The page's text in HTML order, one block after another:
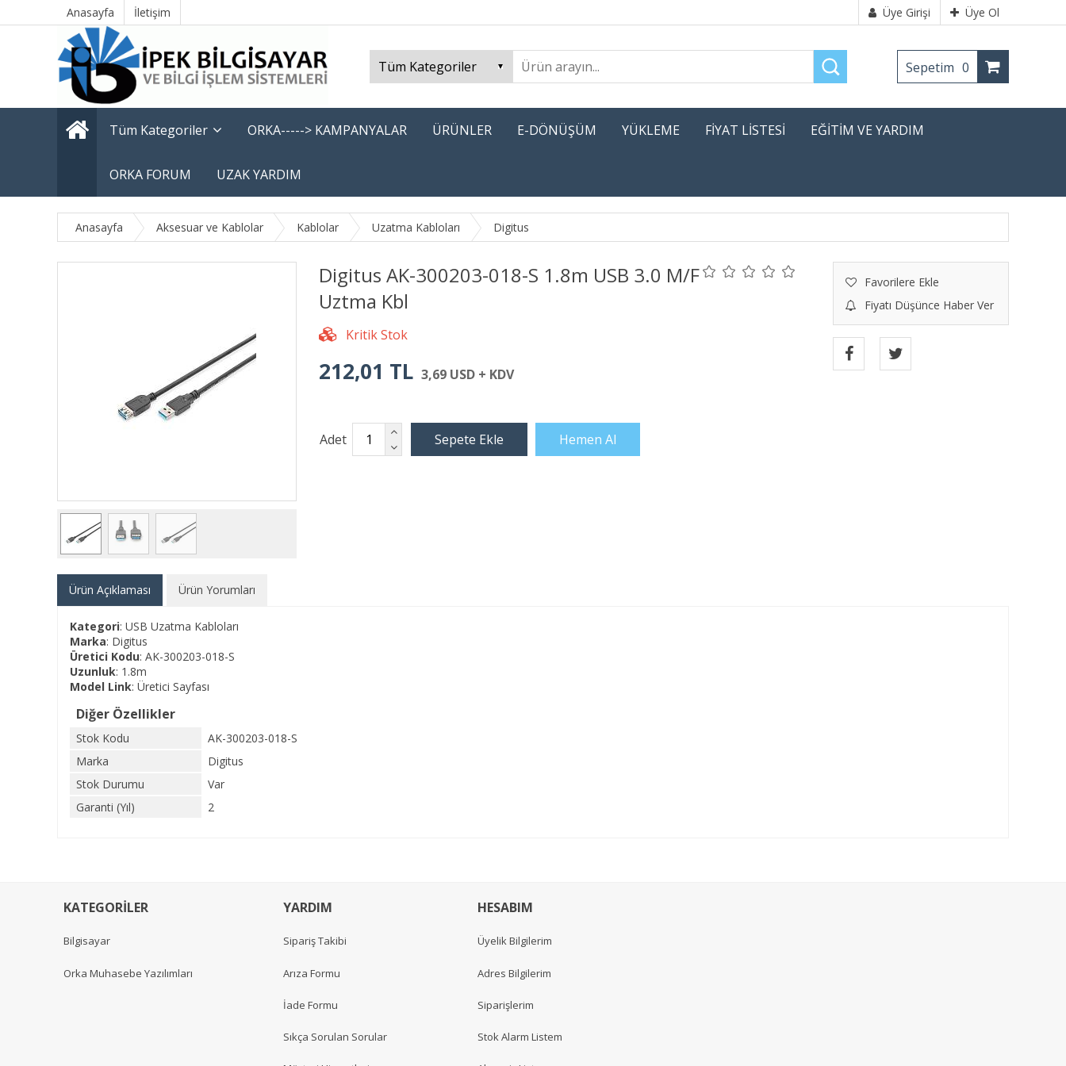
Anasayfa İletişim Üye Girişi Üye Ol
Sepetim 0
Tüm Kategoriler ORKA-----> KAMPANYALAR ÜRÜNLER E-DÖNÜŞÜM YÜKLEME FİYAT LİSTESİ EĞİTİM VE YARDIM
ORKA FORUM UZAK YARDIM
Anasayfa Aksesuar ve Kablolar Kablolar Uzatma Kabloları Digitus
Digitus AK-300203-018-S 1.8m USB 3.0 M/F
Uztma Kbl
Favorilere Ekle
Fiyatı Düşünce Haber Ver
212,01 TL 3,69 USD + KDV
Adet
Ürün Açıklaması Ürün Yorumları
Kategori: USB Uzatma Kabloları
Marka: Digitus
Üretici Kodu: AK-300203-018-S
Uzunluk: 1.8m
Model Link: Üretici Sayfası
Diğer Özellikler
Stok Kodu
AK-300203-018-S
Marka
Digitus
Stok Durumu
Var
Garanti (Yıl)
2
KATEGORİLER
Bilgisayar
Orka Muhasebe Yazılımları
YARDIM
Sipariş Takibi
Arıza Formu
İade Formu
Sıkça Sorulan Sorular
HESABIM
Üyelik Bilgilerim
Adres Bilgilerim
Siparişlerim
Stok Alarm Listem